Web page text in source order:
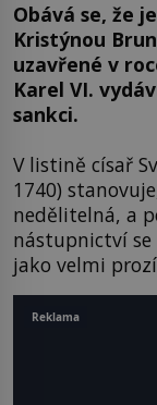
Obává se, že
Kristýnou
uzavřené v
Karel VI.
sankci.
V listině císař
1740)
nedělitelná, a
nástupnictví se
jako velmi
Reklama